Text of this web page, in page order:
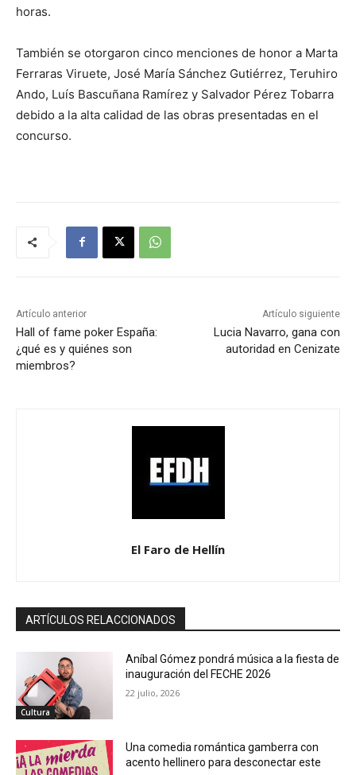
horas.
También se otorgaron cinco menciones de honor a Marta
Ferraras Viruete, José María Sánchez Gutiérrez, Teruhiro
Ando, Luís Bascuñana Ramírez y Salvador Pérez Tobarra
debido a la alta calidad de las obras presentadas en el
concurso.
Artículo anterior
Hall of fame poker España:
¿qué es y quiénes son
miembros?
Artículo siguiente
Lucia Navarro, gana con
autoridad en Cenizate
El Faro de Hellín
ARTÍCULOS RELACCIONADOS
Cultura
Aníbal Gómez pondrá música a la fiesta de
inauguración del FECHE 2026
22 julio, 2026
Una comedia romántica gamberra con
acento hellinero para desconectar este